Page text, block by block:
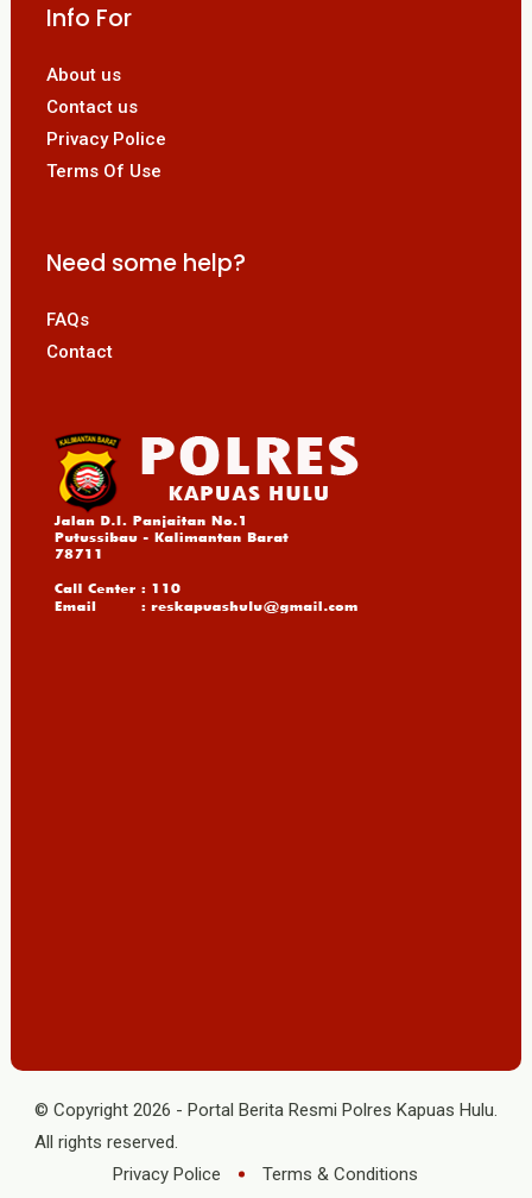
Info For
About us
Contact us
Privacy Police
Terms Of Use
Need some help?
FAQs
Contact
© Copyright 2026 - Portal Berita Resmi Polres Kapuas Hulu.
All rights reserved.
Privacy Police
Terms & Conditions